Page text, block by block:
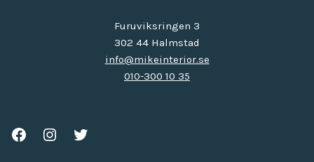
Furuviksringen 3
302 44 Halmstad
info@mikeinterior.se
010-300 10 35